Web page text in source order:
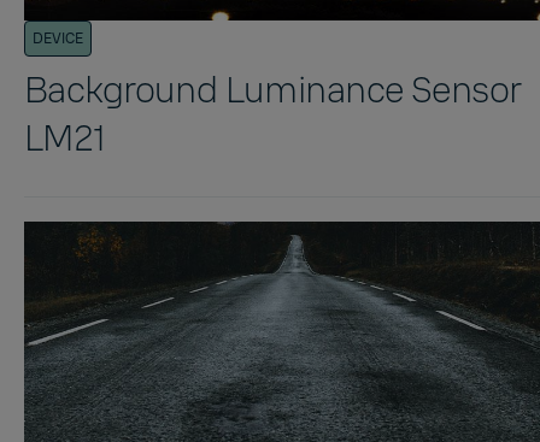
DEVICE
Background Luminance Sensor
LM21